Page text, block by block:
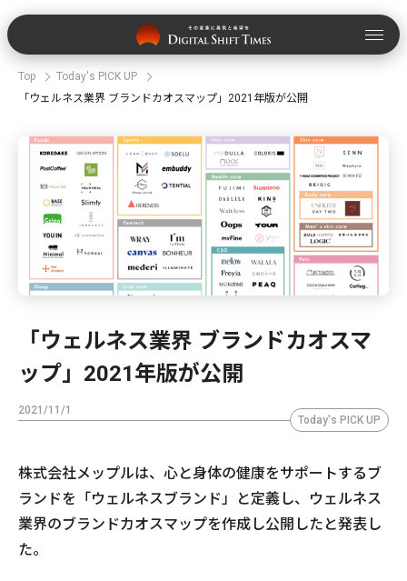
Top
Today's PICK UP
「ウェルネス業界 ブランドカオスマップ」2021年版が公開
「ウェルネス業界 ブランドカオスマ
ップ」2021年版が公開
2021/11/1
Today's PICK UP
株式会社メップルは、心と身体の健康をサポートするブ
ランドを「ウェルネスブランド」と定義し、ウェルネス
業界のブランドカオスマップを作成し公開したと発表し
た。